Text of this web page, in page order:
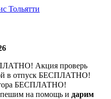
Тольятти
Акция проверь
в отпуск БЕСПЛАТНО!
БЕСПЛАТНО!
на помощь и дарим